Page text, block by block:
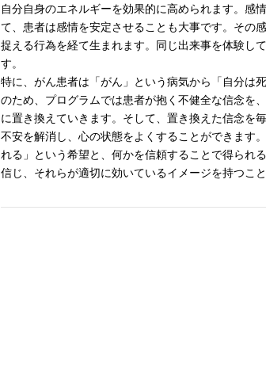
自分自身のエネルギーを効果的に高められます。感
て、患者は感情を安定させることも大事です。その
捉える行為を経て生まれます。同じ出来事を体験し
す。
特に、がん患者は「がん」という病気から「自分は
のため、プログラムでは患者が抱く不健全な信念を
に置き換えていきます。そして、置き換えた信念を
不安を解消し、心の状態をよくすることができます
れる」という希望と、何かを信頼することで得られ
信じ、それらが適切に効いているイメージを持つこと